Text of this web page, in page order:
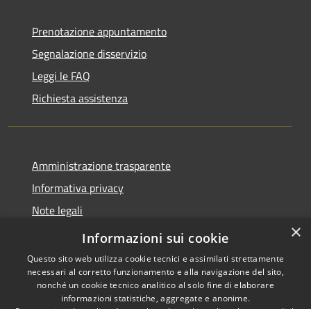
Prenotazione appuntamento
Segnalazione disservizio
Leggi le FAQ
Richiesta assistenza
Amministrazione trasparente
Informativa privacy
Note legali
Dichiarazione di accessibilità
Copyright © 2026 • Comune di
×
Informazioni sui cookie
Questo sito web utilizza cookie tecnici e assimilati strettamente
necessari al corretto funzionamento e alla navigazione del sito,
nonché un cookie tecnico analitico al solo fine di elaborare
informazioni statistiche, aggregate e anonime.